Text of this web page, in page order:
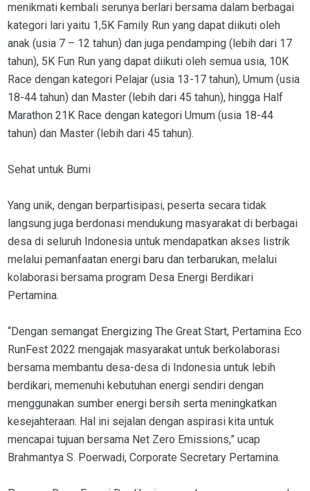
menikmati kembali serunya berlari bersama dalam berbagai
kategori lari yaitu 1,5K Family Run yang dapat diikuti oleh
anak (usia 7 – 12 tahun) dan juga pendamping (lebih dari 17
tahun), 5K Fun Run yang dapat diikuti oleh semua usia, 10K
Race dengan kategori Pelajar (usia 13-17 tahun), Umum (usia
18-44 tahun) dan Master (lebih dari 45 tahun), hingga Half
Marathon 21K Race dengan kategori Umum (usia 18-44
tahun) dan Master (lebih dari 45 tahun).
Sehat untuk Bumi
Yang unik, dengan berpartisipasi, peserta secara tidak
langsung juga berdonasi mendukung masyarakat di berbagai
desa di seluruh Indonesia untuk mendapatkan akses listrik
melalui pemanfaatan energi baru dan terbarukan, melalui
kolaborasi bersama program Desa Energi Berdikari
Pertamina.
“Dengan semangat Energizing The Great Start, Pertamina Eco
RunFest 2022 mengajak masyarakat untuk berkolaborasi
bersama membantu desa-desa di Indonesia untuk lebih
berdikari, memenuhi kebutuhan energi sendiri dengan
menggunakan sumber energi bersih serta meningkatkan
kesejahteraan. Hal ini sejalan dengan aspirasi kita untuk
mencapai tujuan bersama Net Zero Emissions,” ucap
Brahmantya S. Poerwadi, Corporate Secretary Pertamina.